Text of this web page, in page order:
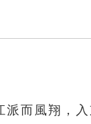
而風翔，